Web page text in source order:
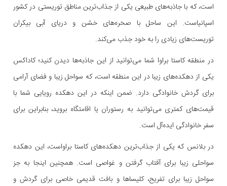
است، که با جاذبه‌های طبیعی یکی از جذاب‌ترین مناطق توریستی در کشور
اسپانیاست. این ساحل با صخره‌های خشن و دریای آبی بیکران
توریست‌های زیادی را به خود جذب می‌کند.
در منطقه کاستا براوا شما می‌توانید از این جاذبه‌ها دیدن کنید؛ کاداکس
یکی از دهکده‌های زیبا در این منطقه است، که سواحل زیبا و فضای آرامی
برای گردش خانوادگی دارد. ضمن اینکه در این دهکده رویایی شما با
قیمت‌های کمتری می‌توانید به رستوران یا اقامتگاه بروید، بنابراین برای
سفر خانوادگی ایده‌آل است.
در بلانس که یکی از جذاب‌ترین دهکده‌های کاستا براواست، این دهکده
سواحلی زیبا برای آفتاب گرفتن و غواصی است. همچنین اینجا به جز
سواحل زیبا برای تفریح، کلیساها و بافت‌ قدیمی خاصی برای گردش و